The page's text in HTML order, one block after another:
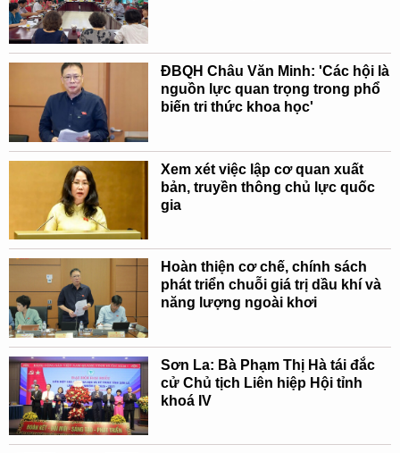
ĐBQH Châu Văn Minh: 'Các hội là
nguồn lực quan trọng trong phổ
biến tri thức khoa học'
Xem xét việc lập cơ quan xuất
bản, truyền thông chủ lực quốc
gia
Hoàn thiện cơ chế, chính sách
phát triển chuỗi giá trị dầu khí và
năng lượng ngoài khơi
Sơn La: Bà Phạm Thị Hà tái đắc
cử Chủ tịch Liên hiệp Hội tỉnh
khoá IV